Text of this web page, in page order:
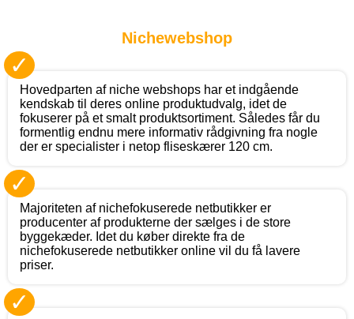
Nichewebshop
✓
Hovedparten af niche webshops har et indgående
kendskab til deres online produktudvalg, idet de
fokuserer på et smalt produktsortiment. Således får du
formentlig endnu mere informativ rådgivning fra nogle
der er specialister i netop fliseskærer 120 cm.
✓
Majoriteten af nichefokuserede netbutikker er
producenter af produkterne der sælges i de store
byggekæder. Idet du køber direkte fra de
nichefokuserede netbutikker online vil du få lavere
priser.
✓